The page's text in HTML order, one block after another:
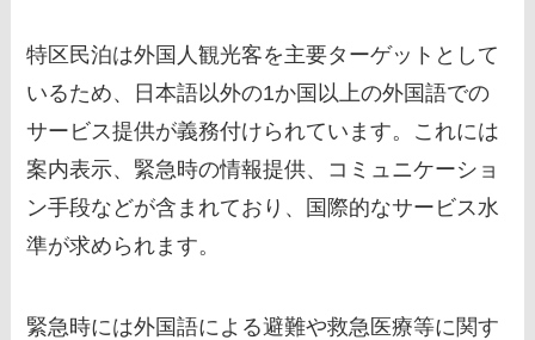
特区民泊は外国人観光客を主要ターゲットとして
いるため、日本語以外の1か国以上の外国語での
サービス提供が義務付けられています。これには
案内表示、緊急時の情報提供、コミュニケーショ
ン手段などが含まれており、国際的なサービス水
準が求められます。
緊急時には外国語による避難や救急医療等に関す